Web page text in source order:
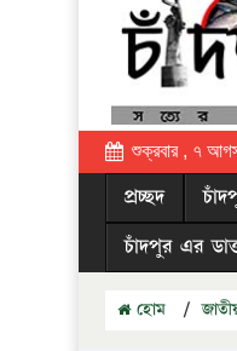
শুক্রবার , ৭
প্রচ্ছদ
চাঁদপুর এর
হোম /